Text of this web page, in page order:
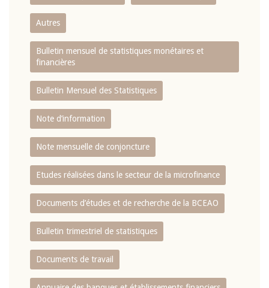
Autres
Bulletin mensuel de statistiques monétaires et
financières
Bulletin Mensuel des Statistiques
Note d’information
Note mensuelle de conjoncture
Etudes réalisées dans le secteur de la microfinance
Documents d’études et de recherche de la BCEAO
Bulletin trimestriel de statistiques
Documents de travail